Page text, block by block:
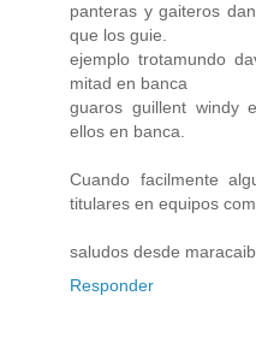
panteras y gaiteros
que los guie.
ejemplo trotamundo
mitad en banca
guaros guillent windy
ellos en banca.
Cuando facilmente
titulares en equipos
saludos desde
Responder